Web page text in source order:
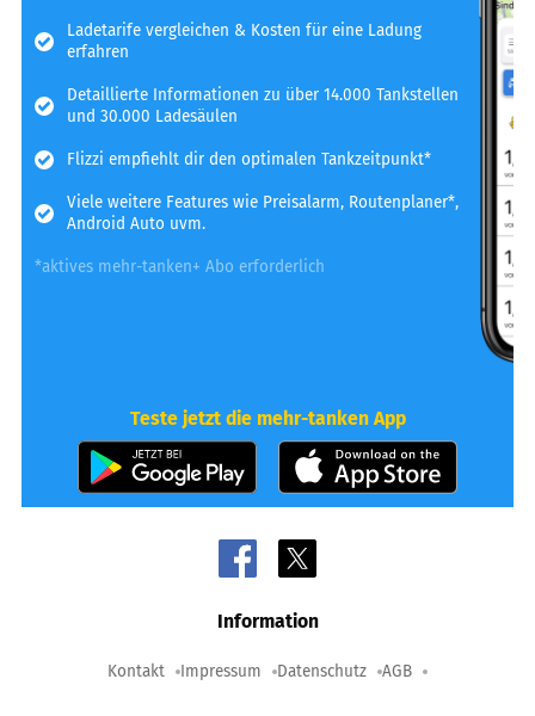
Ladetarife vergleichen & Kosten für eine Ladung
erfahren
Detaillierte Informationen zu über 14.000 Tankstellen
und 30.000 Ladesäulen
Flizzi empfiehlt dir den optimalen Tankzeitpunkt*
Viele weitere Features wie Preisalarm, Routenplaner*,
Android Auto uvm.
*aktives mehr-tanken+ Abo erforderlich
Teste jetzt die mehr-tanken App
Information
Kontakt Impressum Datenschutz AGB